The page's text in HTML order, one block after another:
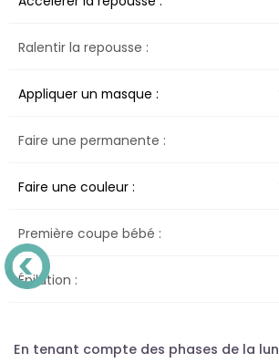
Ralentir la repousse :
Appliquer un masque :
Faire une permanente :
Faire une couleur :
Première coupe bébé :
Épilation :
En tenant compte des phases de la